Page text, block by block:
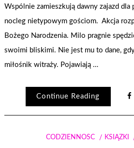
Wspólnie zamieszkują dawny zajazd dla
nocleg nietypowym gościom. Akcja
Bożego Narodzenia. Milo pragnie
swoimi bliskimi. Nie jest mu to dane,
miłośnik witraży. Pojawiają …
Continue Reading
CODZIENNOŚĆ KSIĄŻKI